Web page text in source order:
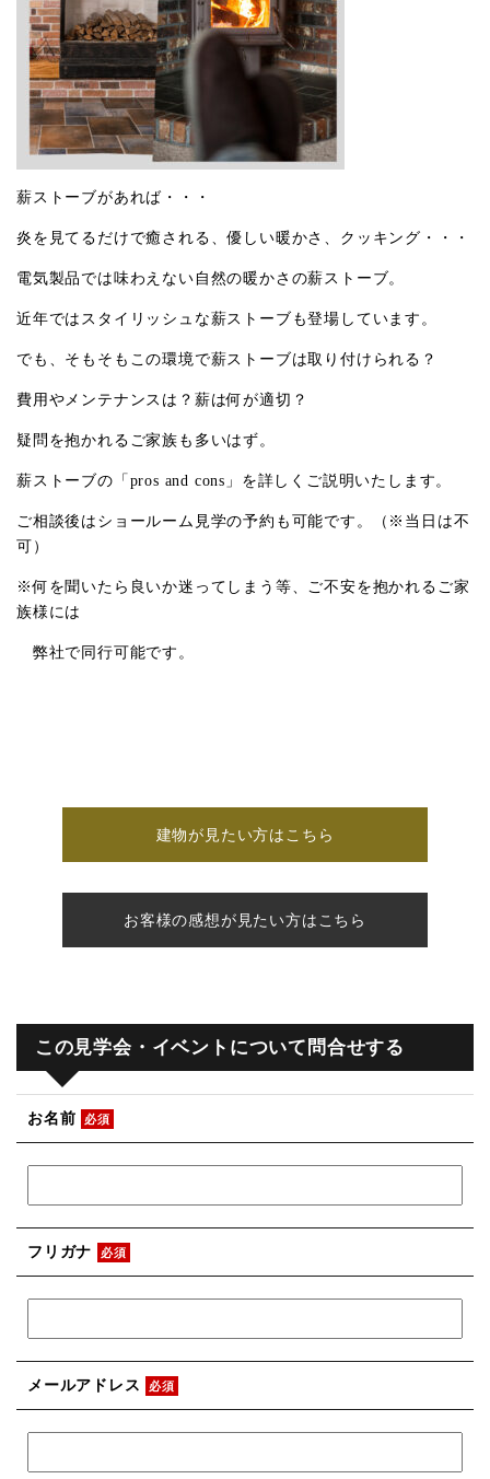
薪ストーブがあれば・・・
炎を見てるだけで癒される、優しい暖かさ、クッキング・・・
電気製品では味わえない自然の暖かさの薪ストーブ。
近年ではスタイリッシュな薪ストーブも登場しています。
でも、そもそもこの環境で薪ストーブは取り付けられる？
費用やメンテナンスは？薪は何が適切？
疑問を抱かれるご家族も多いはず。
薪ストーブの「pros and cons」を詳しくご説明いたします。
ご相談後はショールーム見学の予約も可能です。（※当日は不
可）
※何を聞いたら良いか迷ってしまう等、ご不安を抱かれるご家
族様には
弊社で同行可能です。
建物が見たい方はこちら
お客様の感想が見たい方はこちら
この見学会・イベントについて問合せする
お名前 必須
フリガナ 必須
メールアドレス 必須